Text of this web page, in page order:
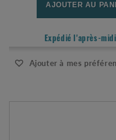
AJOUTER AU
Expédié l'après-
Ajouter à mes